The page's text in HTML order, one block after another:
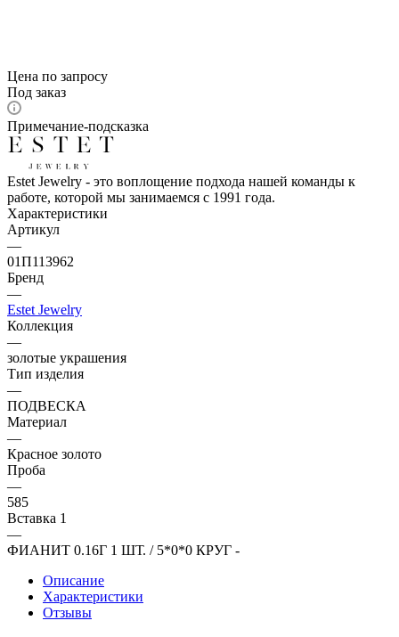
Цена по запросу
Под заказ
Примечание-подсказка
Estet Jewelry - это воплощение подхода нашей команды к
работе, которой мы занимаемся с 1991 года.
Характеристики
Артикул
—
01П113962
Бренд
—
Estet Jewelry
Коллекция
—
золотые украшения
Тип изделия
—
ПОДВЕСКА
Материал
—
Красное золото
Проба
—
585
Вставка 1
—
ФИАНИТ 0.16Г 1 ШТ. / 5*0*0 КРУГ -
Описание
Характеристики
Отзывы